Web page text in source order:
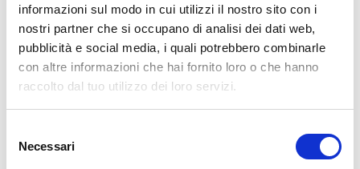
informazioni sul modo in cui utilizzi il nostro sito con i
nostri partner che si occupano di analisi dei dati web,
pubblicità e social media, i quali potrebbero combinarle
con altre informazioni che hai fornito loro o che hanno
raccolto dal tuo utilizzo dei loro servizi.
delNecessari